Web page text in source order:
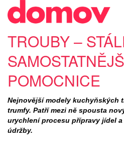
TROUBY –
POMOCNICE
Nejnovější modely kuchyňských
trumfy. Patří mezi ně spousta
urychlení procesu přípravy jídel
údržby.